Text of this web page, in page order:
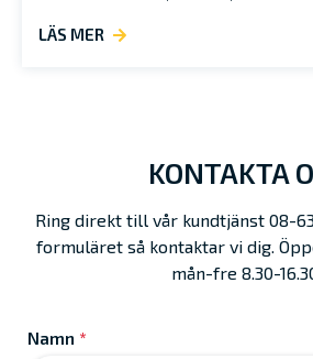
LÄS MER
KONTAKTA
Ring direkt till vår kundtjänst 08-
formuläret så kontaktar vi dig.
mån-fre 8.30-
Namn *